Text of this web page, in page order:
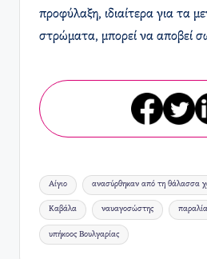
προφύλαξη, ιδιαίτερα για τα
στρώματα, μπορεί να αποβεί
Ετικέτες:
Αίγιο ανασύρθηκαν από τη θάλασσα
Καβάλα ναυαγοσώστης
υπήκοος Βουλγαρίας